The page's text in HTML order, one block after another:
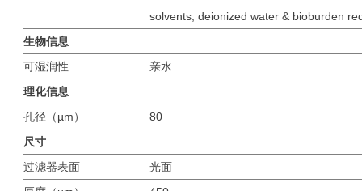
solvents, deionized water & bioburden
生物信息
可湿润性
亲水
理化信息
孔径（µm）
80
尺寸
过滤器表面
光面